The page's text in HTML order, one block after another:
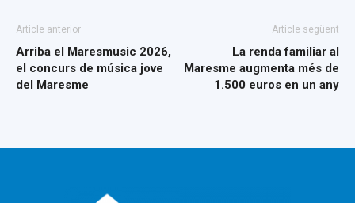
Article anterior
Arriba el Maresmusic 2026,
el concurs de música jove
del Maresme
Article següent
La renda familiar al
Maresme augmenta més de
1.500 euros en un any